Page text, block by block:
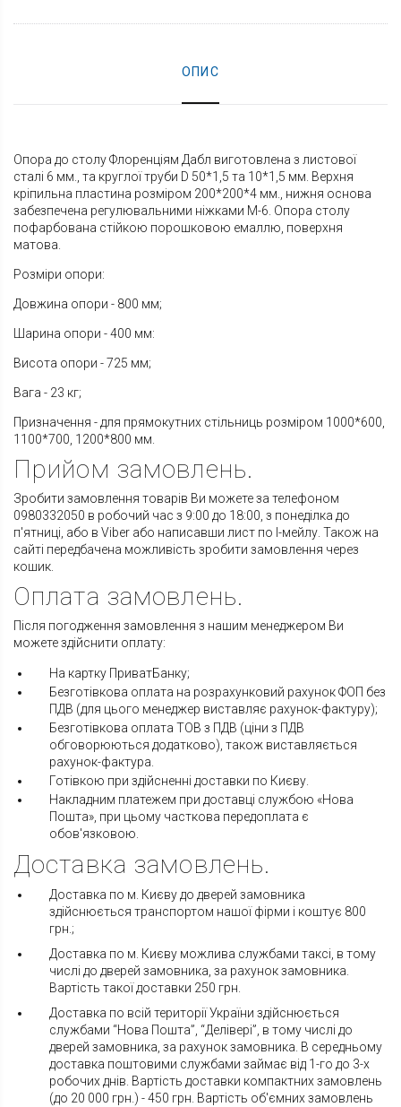
ОПИС
Опора до столу Флоренціям Дабл виготовлена з листової
сталі 6 мм., та круглої труби D 50*1,5 та 10*1,5 мм. Верхня
кріпильна пластина розміром 200*200*4 мм., нижня основа
забезпечена регулювальними ніжками М-6. Опора столу
пофарбована стійкою порошковою емаллю, поверхня
матова.
Розміри опори:
Довжина опори - 800 мм;
Шарина опори - 400 мм:
Висота опори - 725 мм;
Вага - 23 кг;
Призначення - для прямокутних стільниць розміром 1000*600,
1100*700, 1200*800 мм.
Прийом замовлень.
Зробити замовлення товарів Ви можете за телефоном
0980332050 в робочий час з 9:00 до 18:00, з понеділка до
п'ятниці, або в Viber або написавши лист по І-мейлу. Також на
сайті передбачена можливість зробити замовлення через
кошик.
Оплата замовлень.
Після погодження замовлення з нашим менеджером Ви
можете здійснити оплату:
На картку ПриватБанку;
Безготівкова оплата на розрахунковий рахунок ФОП без
ПДВ (для цього менеджер виставляє рахунок-фактуру);
Безготівкова оплата ТОВ з ПДВ (ціни з ПДВ
обговорюються додатково), також виставляється
рахунок-фактура.
Готівкою при здійсненні доставки по Києву.
Накладним платежем при доставці службою «Нова
Пошта», при цьому часткова передоплата є
обов'язковою.
Доставка замовлень.
Доставка по м. Києву до дверей замовника
здійснюється транспортом нашої фірми і коштує 800
грн.;
Доставка по м. Києву можлива службами таксі, в тому
числі до дверей замовника, за рахунок замовника.
Вартість такої доставки 250 грн.
Доставка по всій території України здійснюється
службами “Нова Пошта”, “Делівері”, в тому числі до
дверей замовника, за рахунок замовника. В середньому
доставка поштовими службами займає від 1-го до 3-х
робочих днів. Вартість доставки компактних замовлень
(до 20 000 грн.) - 450 грн. Вартість об'ємних замовлень